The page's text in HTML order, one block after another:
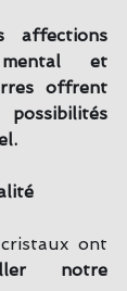
affections
et
offrent
ont
notre